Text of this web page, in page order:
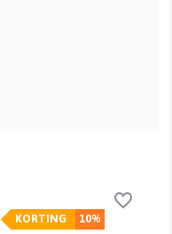
10%
KORTING